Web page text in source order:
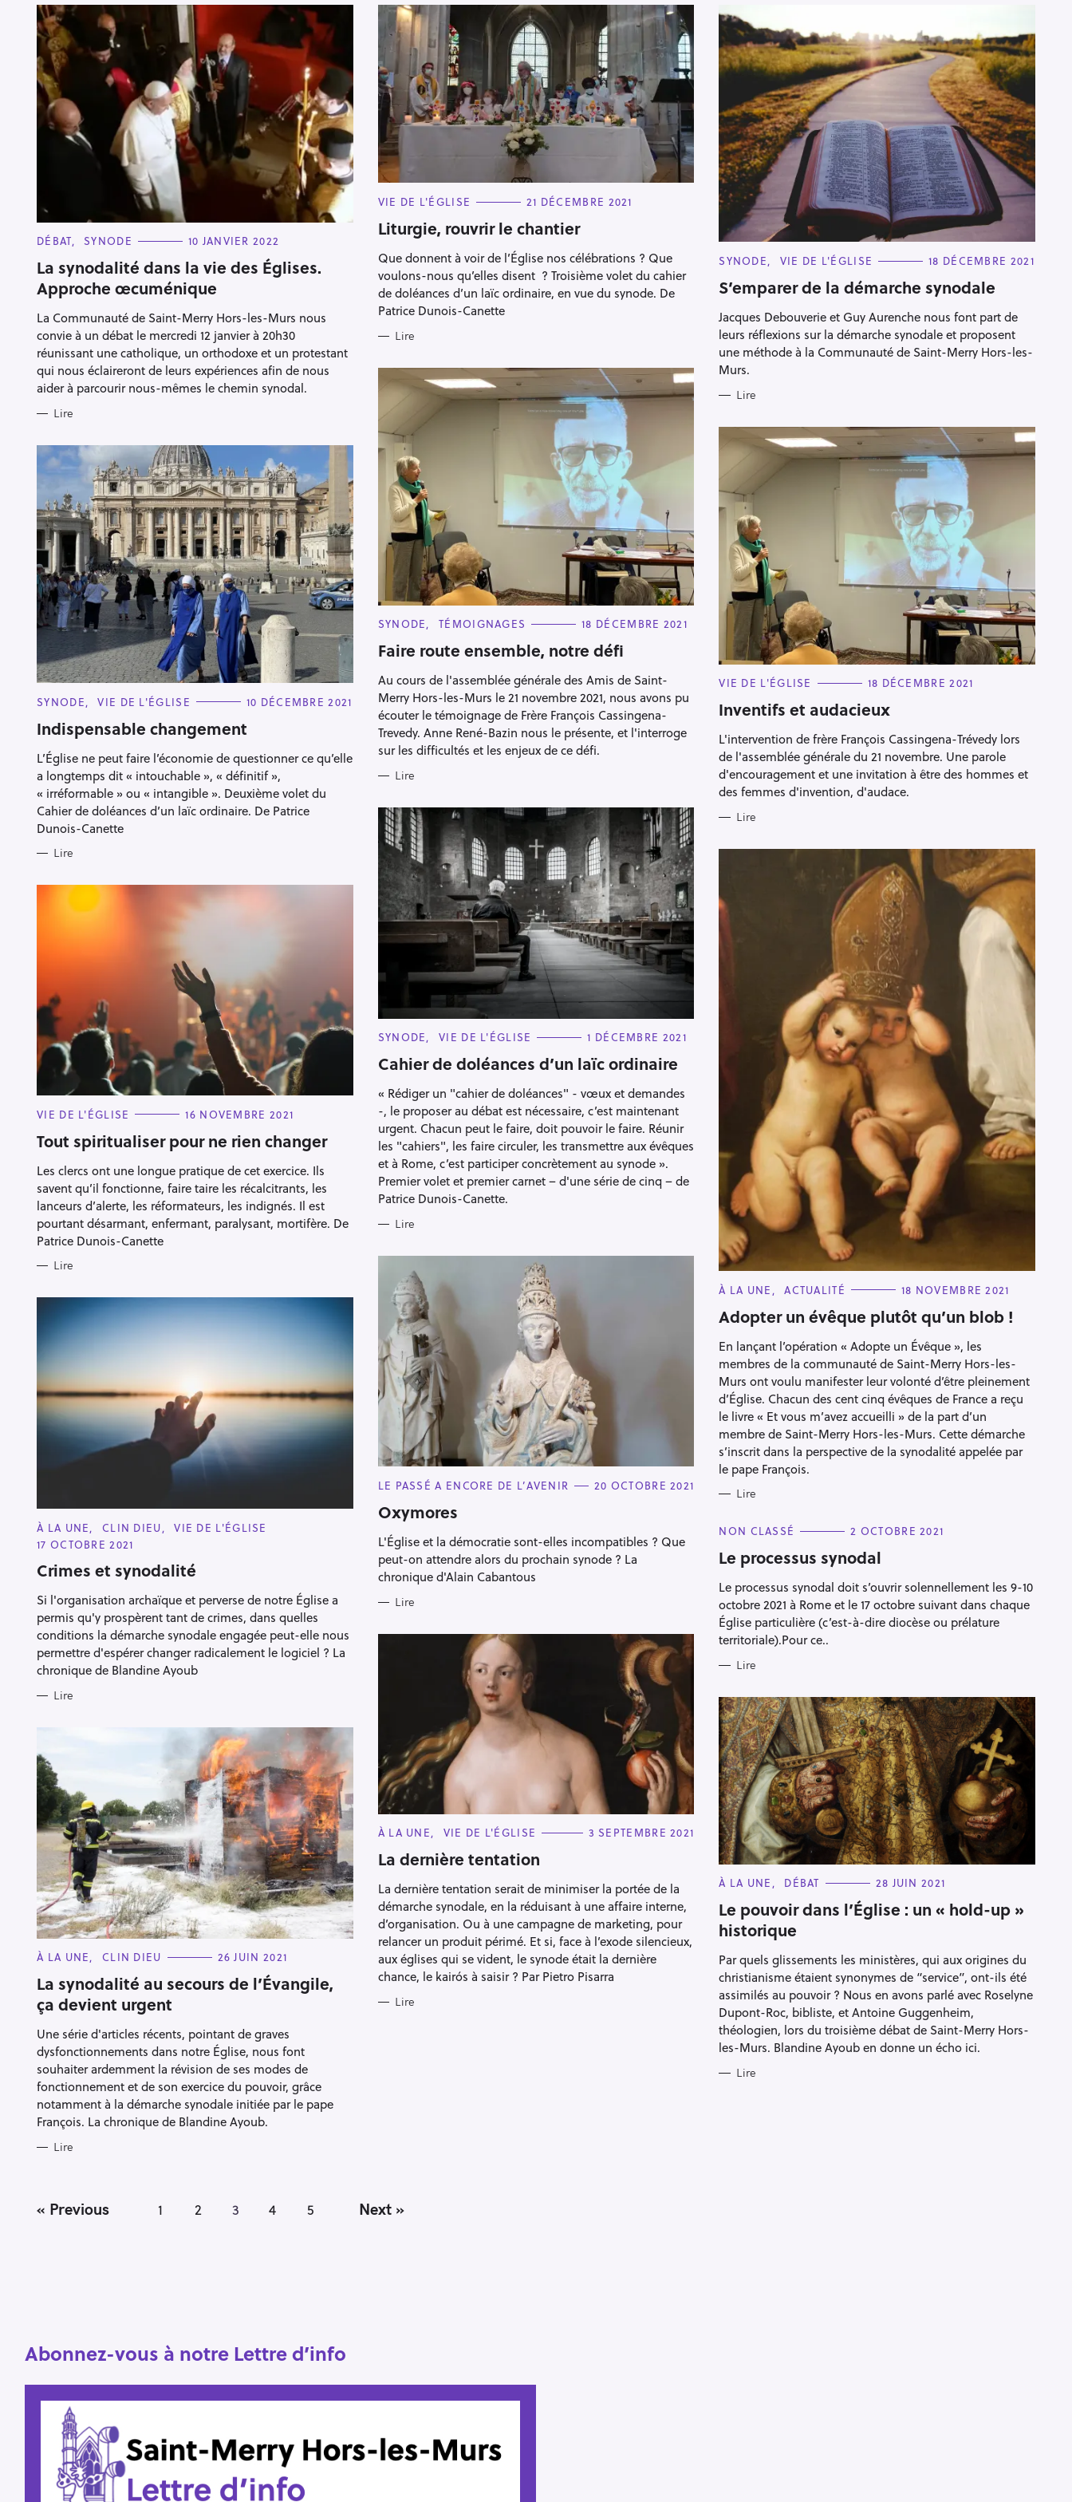
C
T
E
G
O
I
S
DÉBAT SYNODE 10 JANVIER 2022
La synodalité dans la vie des Églises.
Approche œcuménique
La Communauté de Saint-Merry Hors-les-Murs nous
convie à un débat le mercredi 12 janvier à 20h30
réunissant une catholique, un orthodoxe et un protestant
qui nous éclaireront de leurs expériences afin de nous
aider à parcourir nous-mêmes le chemin synodal.
Lire
C
T
E
O
R
I
E
S
VIE DE L'ÉGLISE 21 DÉCEMBRE 2021
Liturgie, rouvrir le chantier
Que donnent à voir de l’Église nos célébrations ? Que
voulons-nous qu’elles disent ? Troisième volet du cahier
de doléances d’un laïc ordinaire, en vue du synode. De
Patrice Dunois-Canette
Lire
C
T
E
O
R
I
E
S
SYNODE VIE DE L'ÉGLISE 18 DÉCEMBRE 2021
S’emparer de la démarche synodale
Jacques Debouverie et Guy Aurenche nous font part de
leurs réflexions sur la démarche synodale et proposent
une méthode à la Communauté de Saint-Merry Hors-les-
Murs.
Lire
C
T
E
O
R
I
E
S
SYNODE TÉMOIGNAGES 18 DÉCEMBRE 2021
Faire route ensemble, notre défi
Au cours de l'assemblée générale des Amis de Saint-
Merry Hors-les-Murs le 21 novembre 2021, nous avons pu
écouter le témoignage de Frère François Cassingena-
Trevedy. Anne René-Bazin nous le présente, et l'interroge
sur les difficultés et les enjeux de ce défi.
Lire
C
T
E
O
R
I
E
S
VIE DE L'ÉGLISE 18 DÉCEMBRE 2021
Inventifs et audacieux
L'intervention de frère François Cassingena-Trévedy lors
de l'assemblée générale du 21 novembre. Une parole
d'encouragement et une invitation à être des hommes et
des femmes d'invention, d'audace.
Lire
C
T
E
O
R
I
E
S
SYNODE VIE DE L'ÉGLISE 10 DÉCEMBRE 2021
Indispensable changement
L’Église ne peut faire l’économie de questionner ce qu’elle
a longtemps dit « intouchable », « définitif »,
« irréformable » ou « intangible ». Deuxième volet du
Cahier de doléances d’un laïc ordinaire. De Patrice
Dunois-Canette
Lire
C
T
E
O
I
E
S
SYNODE VIE DE L'ÉGLISE 1 DÉCEMBRE 2021
Cahier de doléances d’un laïc ordinaire
« Rédiger un "cahier de doléances" - vœux et demandes
-, le proposer au débat est nécessaire, c’est maintenant
urgent. Chacun peut le faire, doit pouvoir le faire. Réunir
les "cahiers", les faire circuler, les transmettre aux évêques
et à Rome, c’est participer concrètement au synode ».
Premier volet et premier carnet – d'une série de cinq – de
Patrice Dunois-Canette.
Lire
C
T
E
O
R
I
E
S
À LA UNE ACTUALITÉ 18 NOVEMBRE 2021
Adopter un évêque plutôt qu’un blob !
En lançant l’opération « Adopte un Évêque », les
membres de la communauté de Saint-Merry Hors-les-
Murs ont voulu manifester leur volonté d’être pleinement
d’Église. Chacun des cent cinq évêques de France a reçu
le livre « Et vous m’avez accueilli » de la part d’un
membre de Saint-Merry Hors-les-Murs. Cette démarche
s’inscrit dans la perspective de la synodalité appelée par
le pape François.
Lire
C
T
E
O
R
I
E
S
VIE DE L'ÉGLISE 16 NOVEMBRE 2021
Tout spiritualiser pour ne rien changer
Les clercs ont une longue pratique de cet exercice. Ils
savent qu’il fonctionne, faire taire les récalcitrants, les
lanceurs d’alerte, les réformateurs, les indignés. Il est
pourtant désarmant, enfermant, paralysant, mortifère. De
Patrice Dunois-Canette
Lire
C
T
E
O
I
E
S
LE PASSÉ A ENCORE DE L’AVENIR 20 OCTOBRE 2021
Oxymores
L'Église et la démocratie sont-elles incompatibles ? Que
peut-on attendre alors du prochain synode ? La
chronique d'Alain Cabantous
Lire
C
T
G
R
I
E
S
À LA UNE CLIN DIEU
VIE DE L'ÉGLISE
17 OCTOBRE 2021
Crimes et synodalité
Si l'organisation archaïque et perverse de notre Église a
permis qu'y prospèrent tant de crimes, dans quelles
conditions la démarche synodale engagée peut-elle nous
permettre d'espérer changer radicalement le logiciel ? La
chronique de Blandine Ayoub
Lire
L
C
T
E
O
I
E
S
NON CLASSÉ 2 OCTOBRE 2021
Le processus synodal
Le processus synodal doit s’ouvrir solennellement les 9-10
octobre 2021 à Rome et le 17 octobre suivant dans chaque
Église particulière (c’est-à-dire diocèse ou prélature
territoriale).Pour ce..
Lire
C
T
E
O
R
I
E
S
À LA UNE VIE DE L'ÉGLISE 3 SEPTEMBRE 2021
La dernière tentation
La dernière tentation serait de minimiser la portée de la
démarche synodale, en la réduisant à une affaire interne,
d’organisation. Ou à une campagne de marketing, pour
relancer un produit périmé. Et si, face à l’exode silencieux,
aux églises qui se vident, le synode était la dernière
chance, le kairós à saisir ? Par Pietro Pisarra
Lire
C
T
E
G
O
I
E
S
À LA UNE DÉBAT 28 JUIN 2021
Le pouvoir dans l’Église : un « hold-up »
historique
Par quels glissements les ministères, qui aux origines du
christianisme étaient synonymes de “service”, ont-ils été
assimilés au pouvoir ? Nous en avons parlé avec Roselyne
Dupont-Roc, bibliste, et Antoine Guggenheim,
théologien, lors du troisième débat de Saint-Merry Hors-
les-Murs. Blandine Ayoub en donne un écho ici.
Lire
C
T
E
G
O
I
E
S
À LA UNE CLIN DIEU 26 JUIN 2021
La synodalité au secours de l’Évangile,
ça devient urgent
Une série d'articles récents, pointant de graves
dysfonctionnements dans notre Église, nous font
souhaiter ardemment la révision de ses modes de
fonctionnement et de son exercice du pouvoir, grâce
notamment à la démarche synodale initiée par le pape
François. La chronique de Blandine Ayoub.
Lire
P
i
a
« Previous 1 2 3 4 5 Next »
Abonnez-vous à notre Lettre d’info
R
e
c
h
h
e
Pour effacer la recherche appuyez sur